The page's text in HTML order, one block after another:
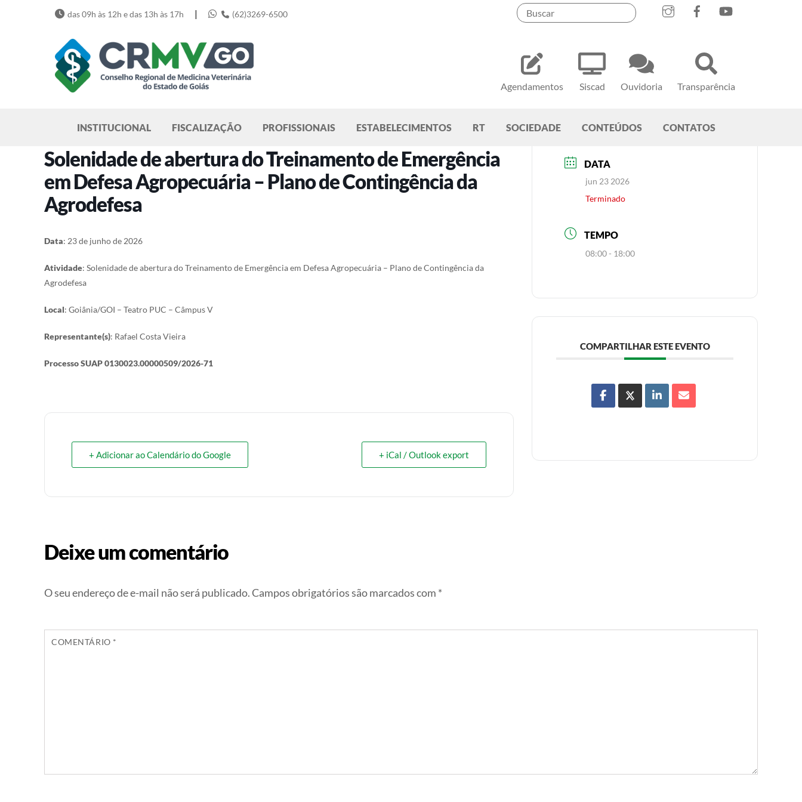
Agendamentos Siscad Ouvidoria Transparência
das 09h às 12h e das 13h às 17h | (62)3269-6500
INSTITUCIONAL FISCALIZAÇÃO PROFISSIONAIS ESTABELECIMENTOS RT SOCIEDADE CONTEÚDOS CONTATOS
Solenidade de abertura do Treinamento de Emergência
em Defesa Agropecuária – Plano de Contingência da
Agrodefesa
Data: 23 de junho de 2026
Atividade: Solenidade de abertura do Treinamento de Emergência em Defesa Agropecuária – Plano de Contingência da
Agrodefesa
Local: Goiânia/GOI – Teatro PUC – Câmpus V
Representante(s): Rafael Costa Vieira
Processo SUAP 0130023.00000509/2026-71
+ Adicionar ao Calendário do Google + iCal / Outlook export
DATA
jun 23 2026
Terminado
TEMPO
08:00 - 18:00
COMPARTILHAR ESTE EVENTO
Deixe um comentário
O seu endereço de e-mail não será publicado.Campos obrigatórios são marcados com *
COMENTÁRIO *